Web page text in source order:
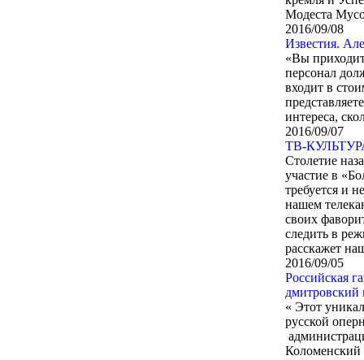
Модеста
2016/09/08
Известия.
«Вы
персонал
входит в
интереса,
2016/09/07
​ТВ-
Столетие
участие в
требуется и
нашем
своих
следить в
расскажет
2016/09/05
Российская
дмитровский
« Этот
русской